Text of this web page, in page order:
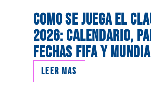
COMO SE JUEGA EL
2026: CALENDARIO,
FECHAS FIFA Y
Leer mas